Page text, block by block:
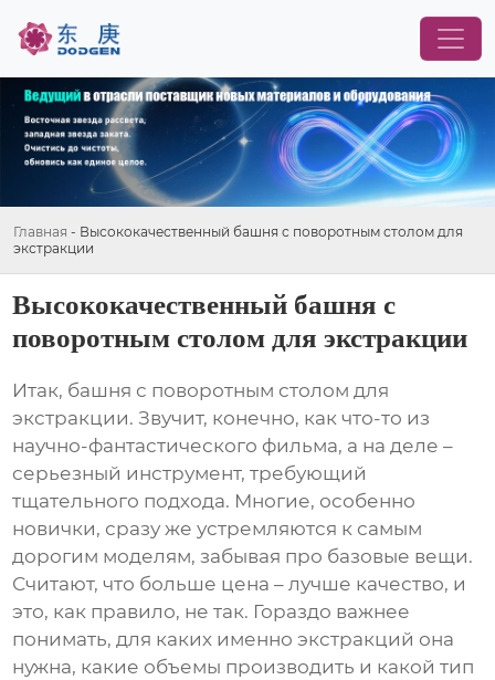
Главная - Высококачественный башня с поворотным столом для
экстракции
Высококачественный башня с
поворотным столом для экстракции
Итак, башня с поворотным столом для
экстракции. Звучит, конечно, как что-то из
научно-фантастического фильма, а на деле –
серьезный инструмент, требующий
тщательного подхода. Многие, особенно
новички, сразу же устремляются к самым
дорогим моделям, забывая про базовые вещи.
Считают, что больше цена – лучше качество, и
это, как правило, не так. Гораздо важнее
понимать, для каких именно экстракций она
нужна, какие объемы производить и какой тип